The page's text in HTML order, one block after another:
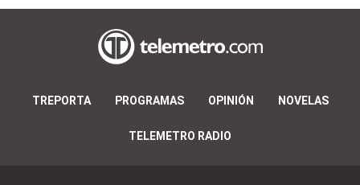
TREPORTA PROGRAMAS OPINIÓN NOVELAS
TELEMETRO RADIO